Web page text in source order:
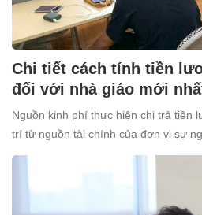
Chi tiết cách tính tiền
đối với nhà giáo mới
Nguồn kinh phí thực hiện chi trả tiền
trí từ nguồn tài chính của đơn vị sự